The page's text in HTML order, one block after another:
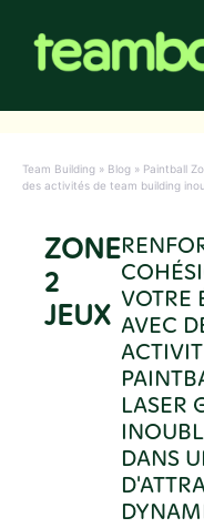
contenu
Team Building » Blog » Paintball
des activités de team building
ZONE
2
JEUX VOTRE
AVEC
LASER
DANS